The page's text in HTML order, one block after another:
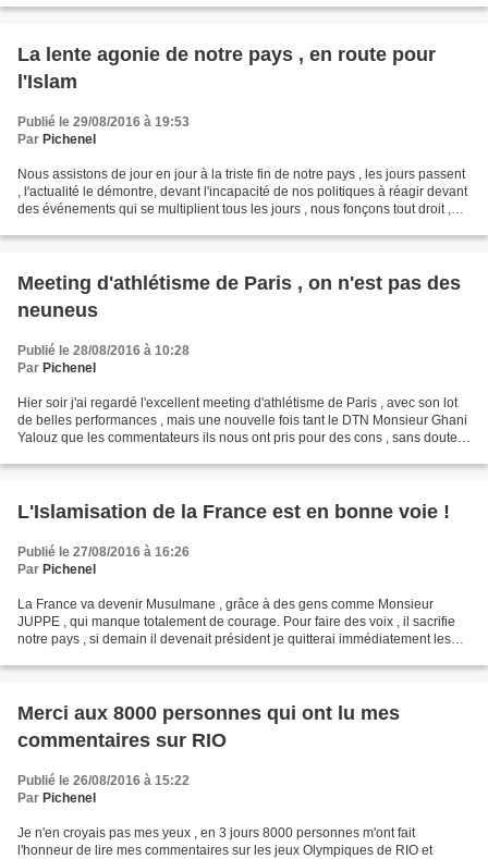
La lente agonie de notre pays , en route pour
l'Islam
Publié le 29/08/2016 à 19:53
Par Pichenel
Nous assistons de jour en jour à la triste fin de notre pays , les jours passent
, l'actualité le démontre, devant l'incapacité de nos politiques à réagir devant
des événements qui se multiplient tous les jours , nous fonçons tout droit ,
Meeting d'athlétisme de Paris , on n'est pas des
neuneus
Publié le 28/08/2016 à 10:28
Par Pichenel
Hier soir j'ai regardé l'excellent meeting d'athlétisme de Paris , avec son lot
de belles performances , mais une nouvelle fois tant le DTN Monsieur Ghani
Yalouz que les commentateurs ils nous ont pris pour des cons , sans doute
L'Islamisation de la France est en bonne voie !
Publié le 27/08/2016 à 16:26
Par Pichenel
La France va devenir Musulmane , grâce à des gens comme Monsieur
JUPPE , qui manque totalement de courage. Pour faire des voix , il sacrifie
notre pays , si demain il devenait président je quitterai immédiatement les
Merci aux 8000 personnes qui ont lu mes
commentaires sur RIO
Publié le 26/08/2016 à 15:22
Par Pichenel
Je n'en croyais pas mes yeux , en 3 jours 8000 personnes m'ont fait
l'honneur de lire mes commentaires sur les jeux Olympiques de RIO et